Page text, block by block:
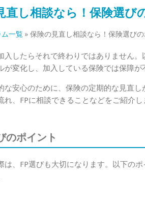
直し相談なら！保険選び
ム一覧 » 保険の見直し相談なら！保険選び
入したらそれで終わりではありません
が変化し、加入している保険では保障が
な安心のために、保険の定期的な見直
れ、FPに相談できることなどをご紹介し
のポイント
は、FP選びも大切になります。以下の